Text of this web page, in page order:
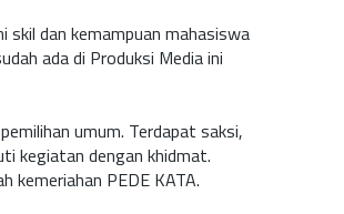
dan kemampuan mahasiswa
ada di Produksi Media ini
umum. Terdapat saksi,
kegiatan dengan khidmat.
kemeriahan PEDE KATA.